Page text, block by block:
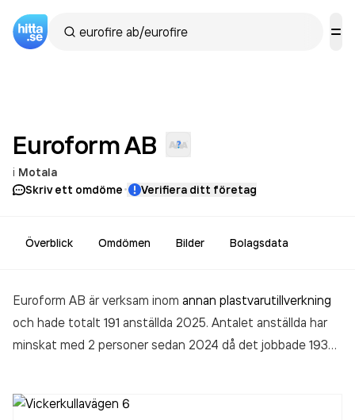
EuroformAB
i Motala
Skriv ett omdöme· Verifiera ditt företag
Överblick Omdömen Bilder Bolagsdata
Euroform AB är verksam inom annan plastvarutillverkning
och hade totalt 191 anställda 2025. Antalet anställda har
minskat med 2 personer sedan 2024 då det jobbade 193
611 175 000,00 kr senaste räkenskapsåret (2025).